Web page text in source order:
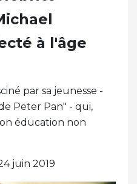
à l'âge
par sa jeunesse -
Peter Pan" - qui,
éducation non
juin 2019